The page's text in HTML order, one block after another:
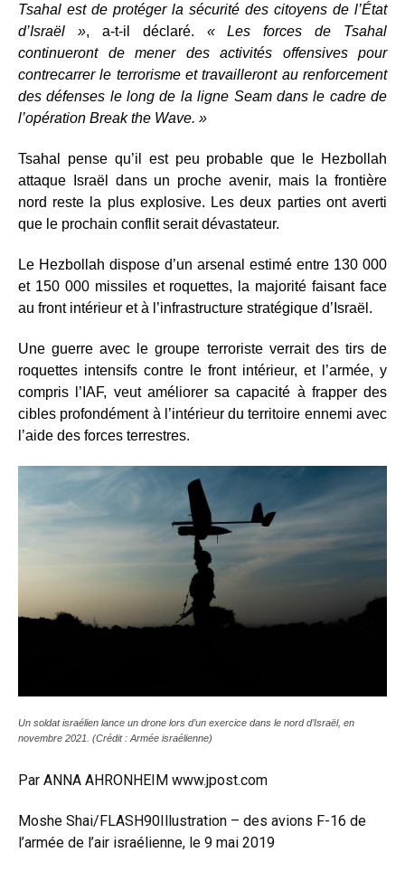
Tsahal est de protéger la sécurité des citoyens de l’État
d’Israël », a-t-il déclaré. « Les forces de Tsahal
continueront de mener des activités offensives pour
contrecarrer le terrorisme et travailleront au renforcement
des défenses le long de la ligne Seam dans le cadre de
l’opération Break the Wave. »
Tsahal pense qu’il est peu probable que le Hezbollah
attaque Israël dans un proche avenir, mais la frontière
nord reste la plus explosive. Les deux parties ont averti
que le prochain conflit serait dévastateur.
Le Hezbollah dispose d’un arsenal estimé entre 130 000
et 150 000 missiles et roquettes, la majorité faisant face
au front intérieur et à l’infrastructure stratégique d’Israël.
Une guerre avec le groupe terroriste verrait des tirs de
roquettes intensifs contre le front intérieur, et l’armée, y
compris l’IAF, veut améliorer sa capacité à frapper des
cibles profondément à l’intérieur du territoire ennemi avec
l’aide des forces terrestres.
Un soldat israélien lance un drone lors d’un exercice dans le nord d’Israël, en
novembre 2021. (Crédit : Armée israélienne)
Par ANNA AHRONHEIM www.jpost.com
Moshe Shai/FLASH90Illustration – des avions F-16 de
l’armée de l’air israélienne, le 9 mai 2019